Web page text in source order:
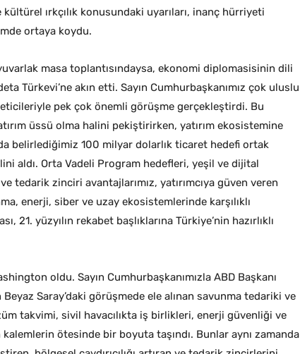
kültürel ırkçılık konusundaki uyarıları, inanç hürriyeti
ortaya koydu.
masa toplantısındaysa, ekonomi diplomasisinin dili
Türkevi’ne akın etti. Sayın Cumhurbaşkanımız çok uluslu
pek çok önemli görüşme gerçekleştirdi. Bu
üssü olma halini pekiştirirken, yatırım ekosistemine
belirlediğimiz 100 milyar dolarlık ticaret hedefi ortak
aldı. Orta Vadeli Program hedefleri, yeşil ve dijital
tedarik zinciri avantajlarımız, yatırımcıya güven veren
enerji, siber ve uzay ekosistemlerinde karşılıklı
21. yüzyılın rekabet başlıklarına Türkiye’nin hazırlıklı
oldu. Sayın Cumhurbaşkanımızla ABD Başkanı
Saray’daki görüşmede ele alınan savunma tedariki ve
takvimi, sivil havacılıkta iş birlikleri, enerji güvenliği ve
ötesinde bir boyuta taşındı. Bunlar aynı zamanda